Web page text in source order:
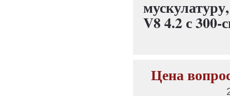
V8 4.2 с
Цена